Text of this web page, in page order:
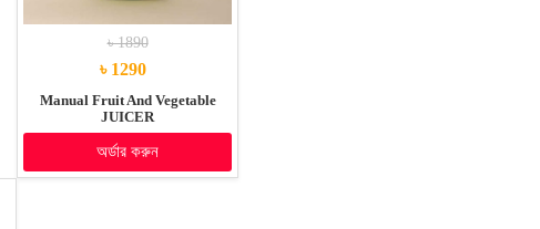
৳ 1290
৳ 1890
Manual Fruit And Vegetable
JUICER
অর্ডার করুন